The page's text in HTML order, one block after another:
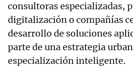
consultoras especializadas,
digitalización o compañías
desarrollo de soluciones
parte de una estrategia
especialización inteligente.